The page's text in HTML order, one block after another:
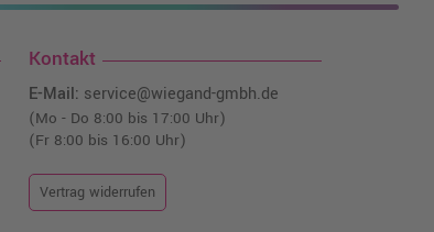
Kontakt
E-Mail: service@wiegand-gmbh.de
(Mo - Do 8:00 bis 17:00 Uhr)
(Fr 8:00 bis 16:00 Uhr)
Vertrag widerrufen